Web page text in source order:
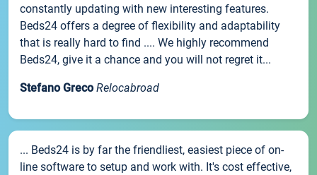
constantly updating with new interesting features.
Beds24 offers a degree of flexibility and adaptability
that is really hard to find .... We highly recommend
Beds24, give it a chance and you will not regret it...
Stefano Greco Relocabroad
... Beds24 is by far the friendliest, easiest piece of on-
line software to setup and work with. It's cost effective,